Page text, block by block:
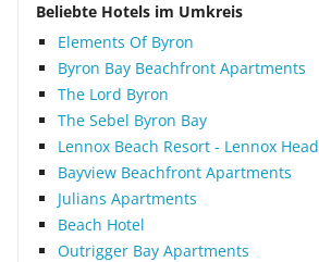
Beliebte Hotels im Umkreis
Elements Of Byron
Byron Bay Beachfront Apartments
The Lord Byron
The Sebel Byron Bay
Lennox Beach Resort - Lennox Head
Bayview Beachfront Apartments
Julians Apartments
Beach Hotel
Outrigger Bay Apartments